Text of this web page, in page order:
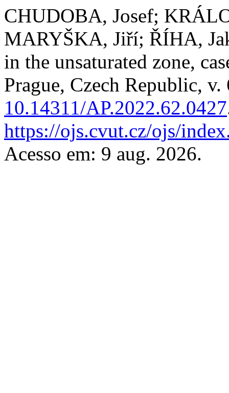
CHUDOBA, Josef;
MARYŠKA, Jiří; ŘÍHA,
in the unsaturated zone,
Prague, Czech Republic,
10.14311/AP.2022.62.0427
https://ojs.cvut.cz/ojs/
Acesso em: 9 aug. 2026.